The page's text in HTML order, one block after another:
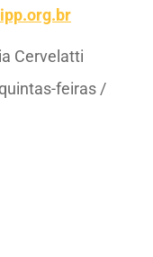
Cervelatti
quintas-feiras /